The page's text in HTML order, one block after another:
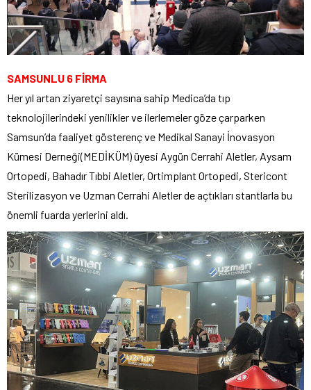
SAMSUNLU 6 FİRMA
Her yıl artan ziyaretçi sayısına sahip Medica’da tıp
teknolojilerindeki yenilikler ve ilerlemeler göze çarparken
Samsun’da faaliyet gösterenç ve Medikal Sanayi İnovasyon
Kümesi Derneği(MEDİKÜM) üyesi Aygün Cerrahi Aletler, Aysam
Ortopedi, Bahadır Tıbbi Aletler, Ortimplant Ortopedi, Stericont
Sterilizasyon ve Uzman Cerrahi Aletler de açtıkları stantlarla bu
önemli fuarda yerlerini aldı.